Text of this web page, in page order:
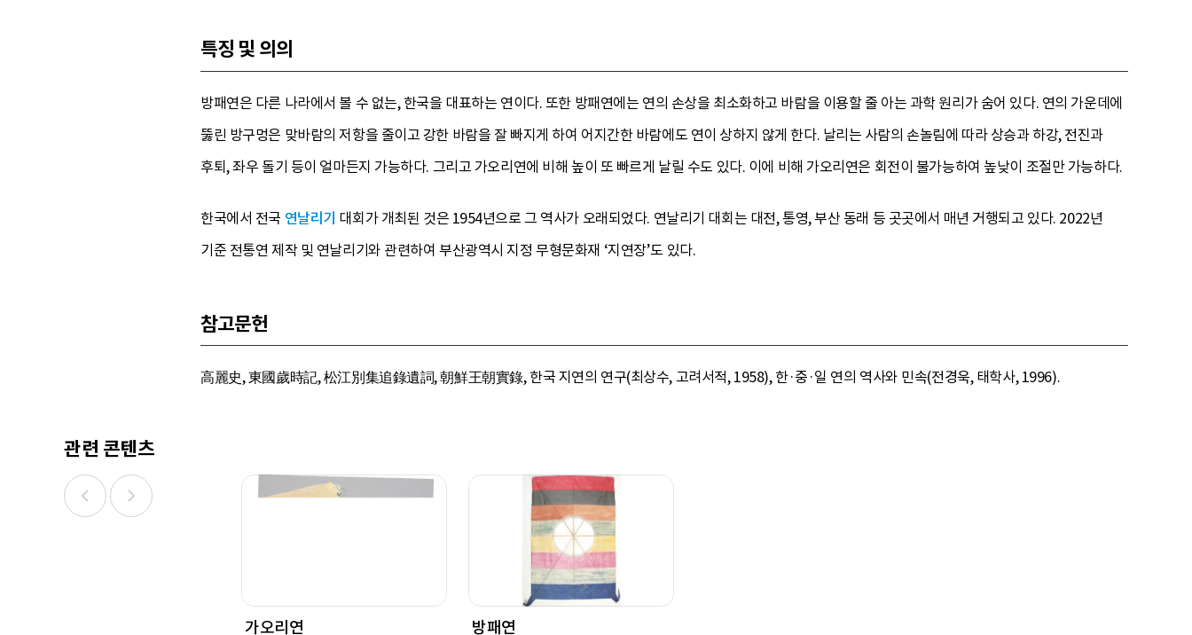
특징 및 의의
방패연은 다른 나라에서 볼 수 없는, 한국을 대표하는 연이다. 또한 방패연에는 연의 손상을 최소화하고 바람을 이용할 줄 아는 과학 원리가 숨어 있다. 연의 가운데에
뚫린 방구멍은 맞바람의 저항을 줄이고 강한 바람을 잘 빠지게 하여 어지간한 바람에도 연이 상하지 않게 한다. 날리는 사람의 손놀림에 따라 상승과 하강, 전진과
후퇴, 좌우 돌기 등이 얼마든지 가능하다. 그리고 가오리연에 비해 높이 또 빠르게 날릴 수도 있다. 이에 비해 가오리연은 회전이 불가능하여 높낮이 조절만 가능하다.
한국에서 전국 연날리기 대회가 개최된 것은 1954년으로 그 역사가 오래되었다. 연날리기 대회는 대전, 통영, 부산 동래 등 곳곳에서 매년 거행되고 있다. 2022년
기준 전통연 제작 및 연날리기와 관련하여 부산광역시 지정 무형문화재 ‘지연장’도 있다.
참고문헌
高麗史, 東國歲時記, 松江別集追錄遺詞, 朝鮮王朝實錄, 한국 지연의 연구(최상수, 고려서적, 1958), 한·중·일 연의 역사와 민속(전경욱, 태학사, 1996).
관련 콘텐츠
가오리연 방패연